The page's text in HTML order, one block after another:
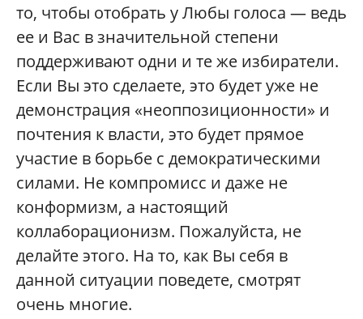
то, чтобы отобрать у Любы голоса — ведь
ее и Вас в значительной степени
поддерживают одни и те же избиратели.
Если Вы это сделаете, это будет уже не
демонстрация «неоппозиционности» и
почтения к власти, это будет прямое
участие в борьбе с демократическими
силами. Не компромисс и даже не
конформизм, а настоящий
коллаборационизм. Пожалуйста, не
делайте этого. На то, как Вы себя в
данной ситуации поведете, смотрят
очень многие.